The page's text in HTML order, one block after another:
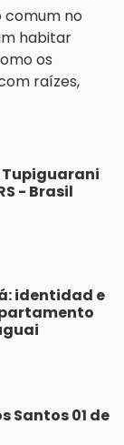
comum no
habitar
os
raízes,
Tupiguarani
- Brasil
identidad e
Santos 01 de